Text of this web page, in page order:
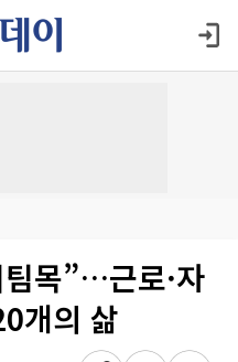
목”…근로·자
개의 삶